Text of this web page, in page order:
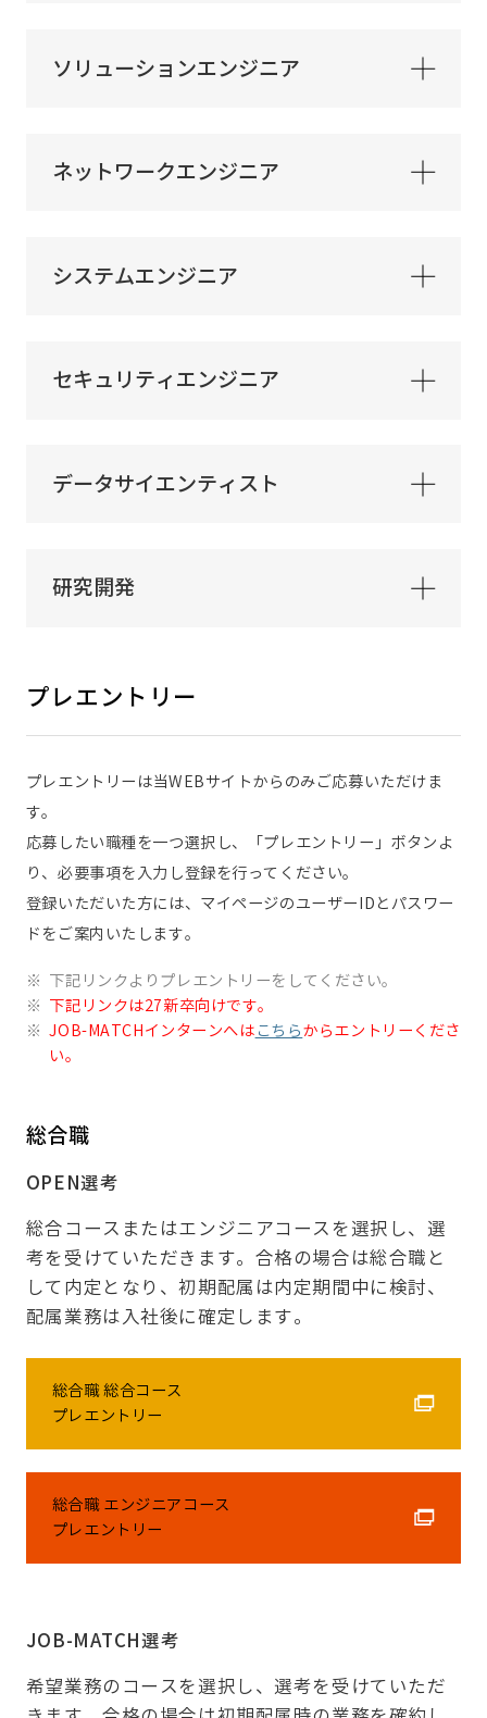
ソリューションエンジニア
ネットワークエンジニア
システムエンジニア
セキュリティエンジニア
データサイエンティスト
研究開発
プレエントリー
プレエントリーは当WEBサイトからのみご応募いただけま
す。
応募したい職種を一つ選択し、「プレエントリー」ボタンよ
り、必要事項を入力し登録を行ってください。
登録いただいた方には、マイページのユーザーIDとパスワー
ドをご案内いたします。
※ 下記リンクよりプレエントリーをしてください。
※ 下記リンクは27新卒向けです。
※ JOB-MATCHインターンへは こちらからエントリーくださ
い。
総合職
OPEN選考
総合コースまたはエンジニアコースを選択し、選
考を受けていただきます。合格の場合は総合職と
して内定となり、初期配属は内定期間中に検討、
配属業務は入社後に確定します。
総合職 総合コース
プレエントリー
総合職 エンジニアコース
プレエントリー
JOB-MATCH選考
希望業務のコースを選択し、選考を受けていただ